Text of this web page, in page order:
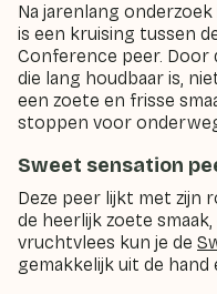
Na jarenlang onderzoek
is een kruising tussen
Conference peer. Door
die lang houdbaar is,
een zoete en frisse
stoppen voor
Sweet sensation
Deze peer lijkt met zijn
de heerlijk zoete
vruchtvlees kun je de
gemakkelijk uit de